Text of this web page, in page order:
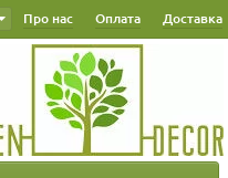
Про нас Оплата Доставка